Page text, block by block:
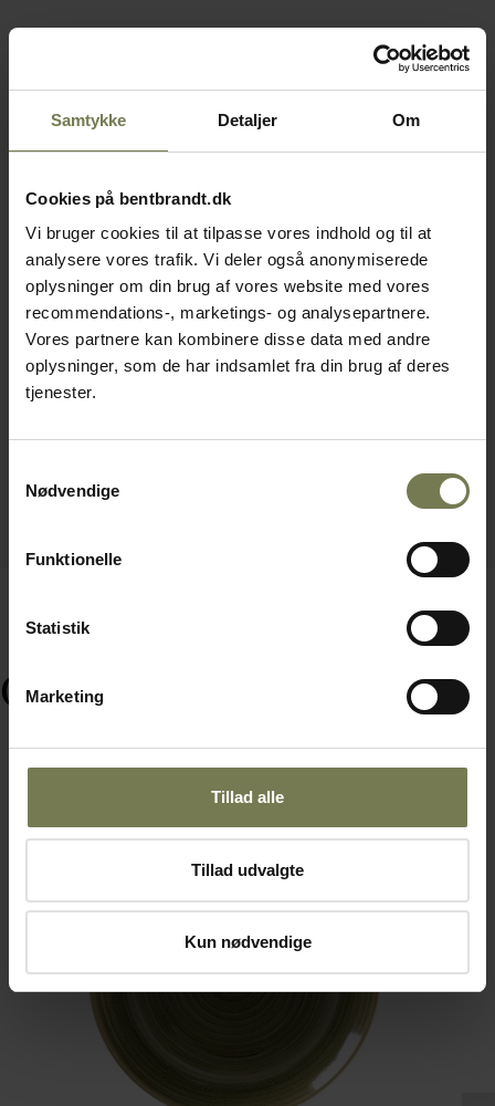
Samtykke Detaljer Om
Cookies på bentbrandt.dk
Vi bruger cookies til at tilpasse vores indhold og til at
analysere vores trafik. Vi deler også anonymiserede
oplysninger om din brug af vores website med vores
recommendations-, marketings- og analysepartnere.
Vores partnere kan kombinere disse data med andre
oplysninger, som de har indsamlet fra din brug af deres
tjenester.
Nødvendige
Funktionelle
Statistik
Marketing
Tillad alle
Tillad udvalgte
Kun nødvendige
Ofte købt sammen med